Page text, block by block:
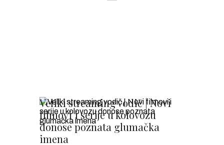
Veliki streaming vodič | Novi
filmovi i serije u kolovozu
donose poznata glumačka
imena